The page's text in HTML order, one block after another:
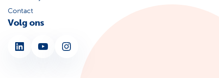
Contact
Volg ons
LinkedIn YouTube Instagram